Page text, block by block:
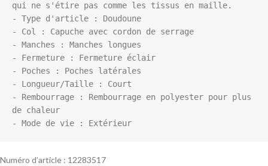
qui ne s'étire pas comme les tissus en maille.
- Type d'article : Doudoune
- Col : Capuche avec cordon de serrage
- Manches : Manches longues
- Fermeture : Fermeture éclair
- Poches : Poches latérales
- Longueur/Taille : Court
- Rembourrage : Rembourrage en polyester pour plus
de chaleur
Numéro d’article : 12283517